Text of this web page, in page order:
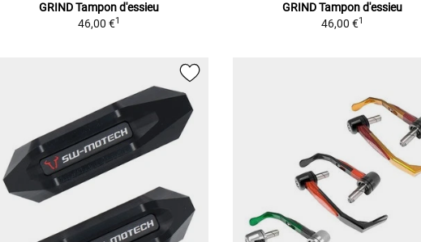
GRIND Tampon d'essieu
46,00 €1
GRIND Tampon d'essieu
46,00 €1